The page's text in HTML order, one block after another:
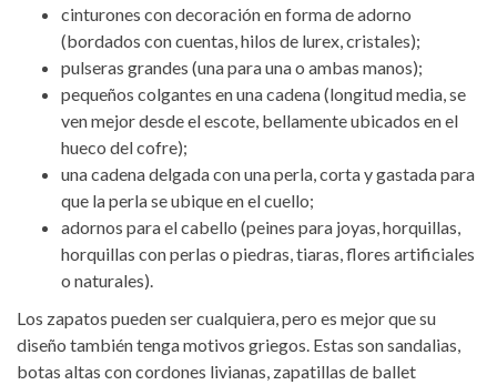
cinturones con decoración en forma de adorno
(bordados con cuentas, hilos de lurex, cristales);
pulseras grandes (una para una o ambas manos);
pequeños colgantes en una cadena (longitud media, se
ven mejor desde el escote, bellamente ubicados en el
hueco del cofre);
una cadena delgada con una perla, corta y gastada para
que la perla se ubique en el cuello;
adornos para el cabello (peines para joyas, horquillas,
horquillas con perlas o piedras, tiaras, flores artificiales
o naturales).
Los zapatos pueden ser cualquiera, pero es mejor que su
diseño también tenga motivos griegos. Estas son sandalias,
botas altas con cordones livianas, zapatillas de ballet